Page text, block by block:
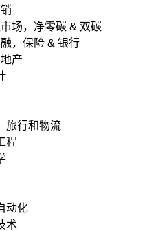
净零碳 & 双碳
险 & 银行
行和物流
程
动化
术